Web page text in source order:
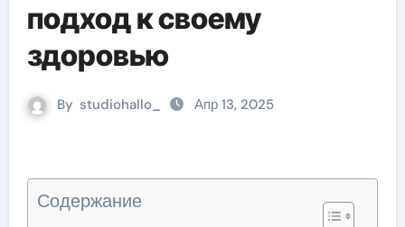
подход к своему
здоровью
By studiohallo_ Апр 13, 2025
Содержание